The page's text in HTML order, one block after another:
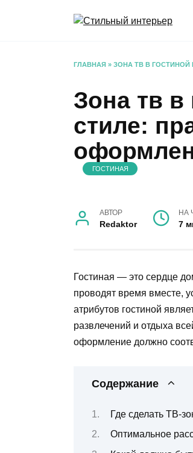
ГЛАВНАЯ » ЗОНА ТВ В
Зона тв в
стиле:
ГОСТИНАЯ
АВТОР
Redaktor
НА
7
Гостиная — это сердце
проводят время вместе,
атрибутов гостиной
развлечений и отдыха
оформление должно
Содержание
Где сделать ТВ-
Оптимальное